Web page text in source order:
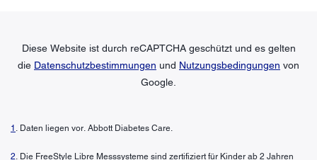
Diese Website ist durch reCAPTCHA geschützt und es gelten
die Datenschutzbestimmungen und Nutzungsbedingungen von
Google.
1 . Daten liegen vor. Abbott Diabetes Care.
2. Die FreeStyle Libre Messsysteme sind zertifiziert für Kinder ab 2 Jahren